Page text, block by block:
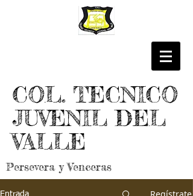
COL. TECNICO
JUVENIL DEL
VALLE
Persevera y Venceras
Entrada